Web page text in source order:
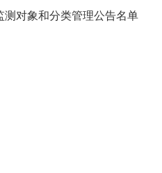
测对象和分类管理公告名单